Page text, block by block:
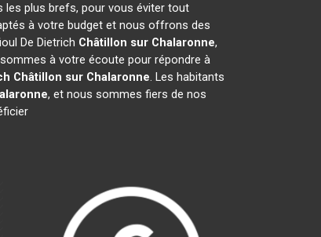
les plus brefs, pour vous éviter tout
à votre budget et nous offrons des
De Dietrich Châtillon sur Chalaronne,
à votre écoute pour répondre à
Châtillon sur Chalaronne. Les habitants
, et nous sommes fiers de nos